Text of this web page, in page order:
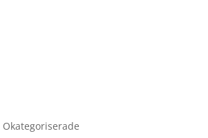
Okategoriserade